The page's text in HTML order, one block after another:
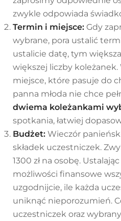
zwykle odpowiada
Termin i miejsce: Gdy
wybrane, pora ustalić
ustalicie datę, tym
większej liczby
miejsce, które pasuje do
panna młoda nie chce
dwiema koleżankami
spotkania, łatwiej
Budżet: Wieczór
składek uczestniczek.
1300 zł na osobę.
możliwości finansowe
uzgodnijcie, ile każda
uniknąć nieporozumień.
uczestniczek oraz